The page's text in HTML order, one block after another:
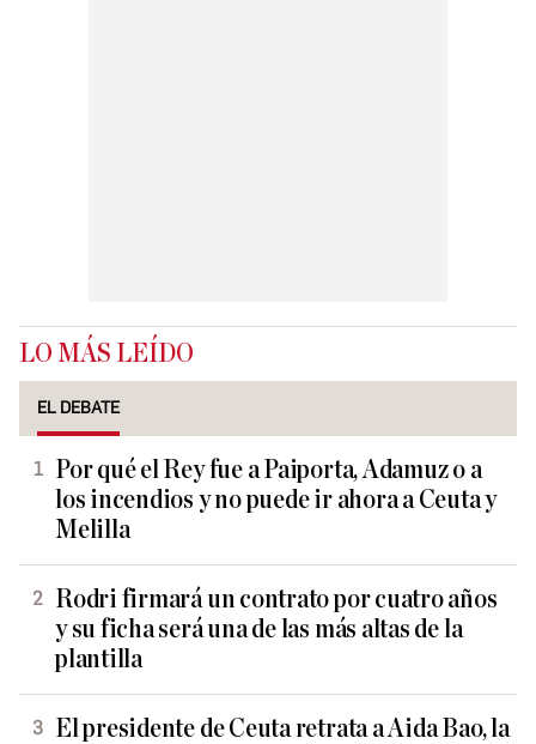
LO MÁS LEÍDO
EL DEBATE
Por qué el Rey fue a Paiporta, Adamuz o a
los incendios y no puede ir ahora a Ceuta y
Melilla
Rodri firmará un contrato por cuatro años
y su ficha será una de las más altas de la
plantilla
El presidente de Ceuta retrata a Aida Bao, la